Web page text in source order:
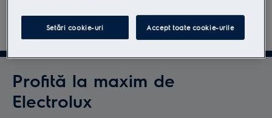
PNC Model ID
900402004
EERC75DB
900402016
EERC75SW
900402400
Află mai mult
Profită la maxim de
Electrolux
Setări cookie-uri Accept toate cookie-urile